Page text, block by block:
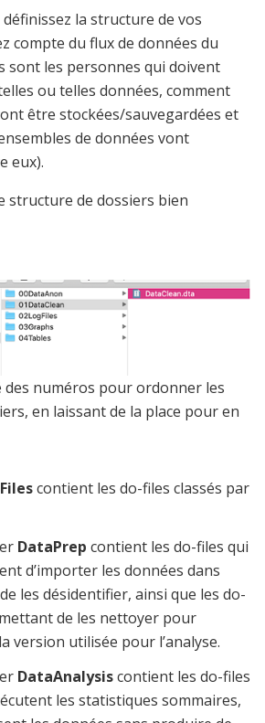
la structure de vos
compte du flux de données du
sont les personnes qui doivent
ou telles données, comment
être stockées/sauvegardées et
de données vont
eux).
structure de dossiers bien
des numéros pour ordonner les
en laissant de la place pour en
contient les do-files classés par
DataPrep contient les do-files qui
d’importer les données dans
les désidentifier, ainsi que les do-
de les nettoyer pour
version utilisée pour l’analyse.
DataAnalysiscontient les do-files
les statistiques sommaires,